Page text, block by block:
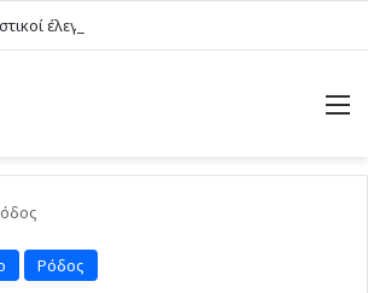
έλεγχοι χωρίς τοπικές… γνωριμίες
Ρόδος